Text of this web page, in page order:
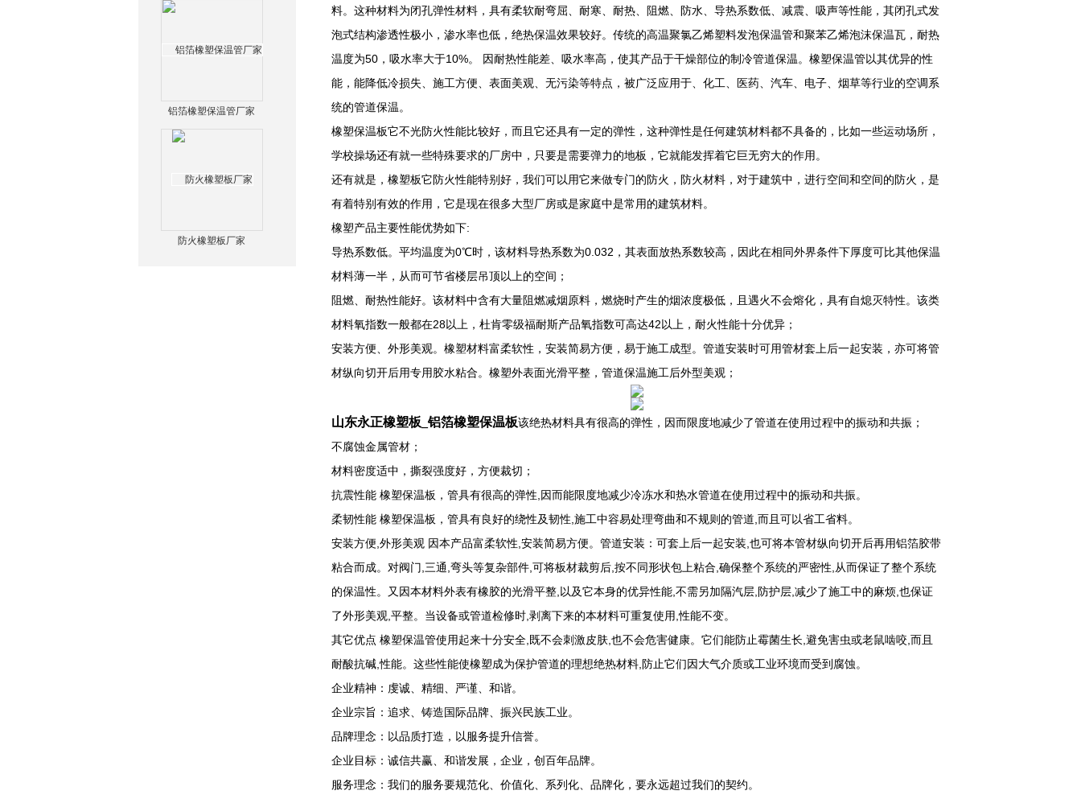
铝箔橡塑保温管厂家
防火橡塑板厂家
料。这种材料为闭孔弹性材料，具有柔软耐弯屈、耐寒、耐热、阻燃、防水、导热系数低、减震、吸声等性能，其闭孔式发
泡式结构渗透性极小，渗水率也低，绝热保温效果较好。传统的高温聚氯乙烯塑料发泡保温管和聚苯乙烯泡沫保温瓦，耐热
温度为50，吸水率大于10%。 因耐热性能差、吸水率高，使其产品于干燥部位的制冷管道保温。橡塑保温管以其优异的性
能，能降低冷损失、施工方便、表面美观、无污染等特点，被广泛应用于、化工、医药、汽车、电子、烟草等行业的空调系
统的管道保温。
橡塑保温板它不光防火性能比较好，而且它还具有一定的弹性，这种弹性是任何建筑材料都不具备的，比如一些运动场所，
学校操场还有就一些特殊要求的厂房中，只要是需要弹力的地板，它就能发挥着它巨无穷大的作用。
还有就是，橡塑板它防火性能特别好，我们可以用它来做专门的防火，防火材料，对于建筑中，进行空间和空间的防火，是
有着特别有效的作用，它是现在很多大型厂房或是家庭中是常用的建筑材料。
橡塑产品主要性能优势如下:
导热系数低。平均温度为0℃时，该材料导热系数为0.032，其表面放热系数较高，因此在相同外界条件下厚度可比其他保温
材料薄一半，从而可节省楼层吊顶以上的空间；
阻燃、耐热性能好。该材料中含有大量阻燃减烟原料，燃烧时产生的烟浓度极低，且遇火不会熔化，具有自熄灭特性。该类
材料氧指数一般都在28以上，杜肯零级福耐斯产品氧指数可高达42以上，耐火性能十分优异；
安装方便、外形美观。橡塑材料富柔软性，安装简易方便，易于施工成型。管道安装时可用管材套上后一起安装，亦可将管
材纵向切开后用专用胶水粘合。橡塑外表面光滑平整，管道保温施工后外型美观；
山东永正橡塑板_铝箔橡塑保温板该绝热材料具有很高的弹性，因而限度地减少了管道在使用过程中的振动和共振；
不腐蚀金属管材；
材料密度适中，撕裂强度好，方便裁切；
抗震性能 橡塑保温板，管具有很高的弹性,因而能限度地减少冷冻水和热水管道在使用过程中的振动和共振。
柔韧性能 橡塑保温板，管具有良好的绕性及韧性,施工中容易处理弯曲和不规则的管道,而且可以省工省料。
安装方便,外形美观 因本产品富柔软性,安装简易方便。管道安装：可套上后一起安装,也可将本管材纵向切开后再用铝箔胶带
粘合而成。对阀门,三通,弯头等复杂部件,可将板材裁剪后,按不同形状包上粘合,确保整个系统的严密性,从而保证了整个系统
的保温性。又因本材料外表有橡胶的光滑平整,以及它本身的优异性能,不需另加隔汽层,防护层,减少了施工中的麻烦,也保证
了外形美观,平整。当设备或管道检修时,剥离下来的本材料可重复使用,性能不变。
其它优点 橡塑保温管使用起来十分安全,既不会刺激皮肤,也不会危害健康。它们能防止霉菌生长,避免害虫或老鼠啮咬,而且
耐酸抗碱,性能。这些性能使橡塑成为保护管道的理想绝热材料,防止它们因大气介质或工业环境而受到腐蚀。
企业精神：虔诚、精细、严谨、和谐。
企业宗旨：追求、铸造国际品牌、振兴民族工业。
品牌理念：以品质打造，以服务提升信誉。
企业目标：诚信共赢、和谐发展，企业，创百年品牌。
服务理念：我们的服务要规范化、价值化、系列化、品牌化，要永远超过我们的契约。